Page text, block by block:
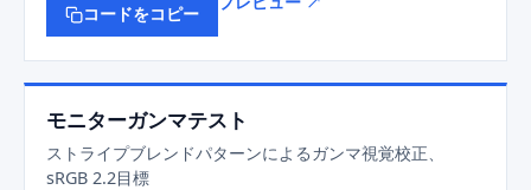
コードをコピー
モニターガンマテスト
ストライプブレンドパターンによるガンマ視覚校正、
sRGB 2.2目標